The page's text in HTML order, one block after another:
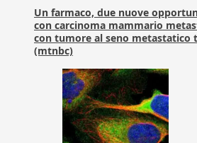
Un farmaco, due nuove
con carcinoma mammario
con tumore al seno metastatico
(mtnbc)